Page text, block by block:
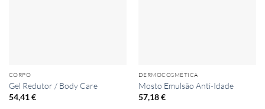
CORPO
Gel Redutor / Body Care
54,41€
DERMOCOSMÉTICA
Mosto Emulsão Anti-Idade
57,18€